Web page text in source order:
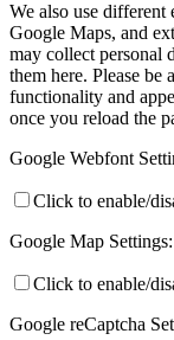
We also use different
Google Maps, and
may collect personal
them here. Please be
functionality and
once you reload the
Google Webfont
Click to enable/
Google Map Settings:
Click to enable/
Google reCaptcha